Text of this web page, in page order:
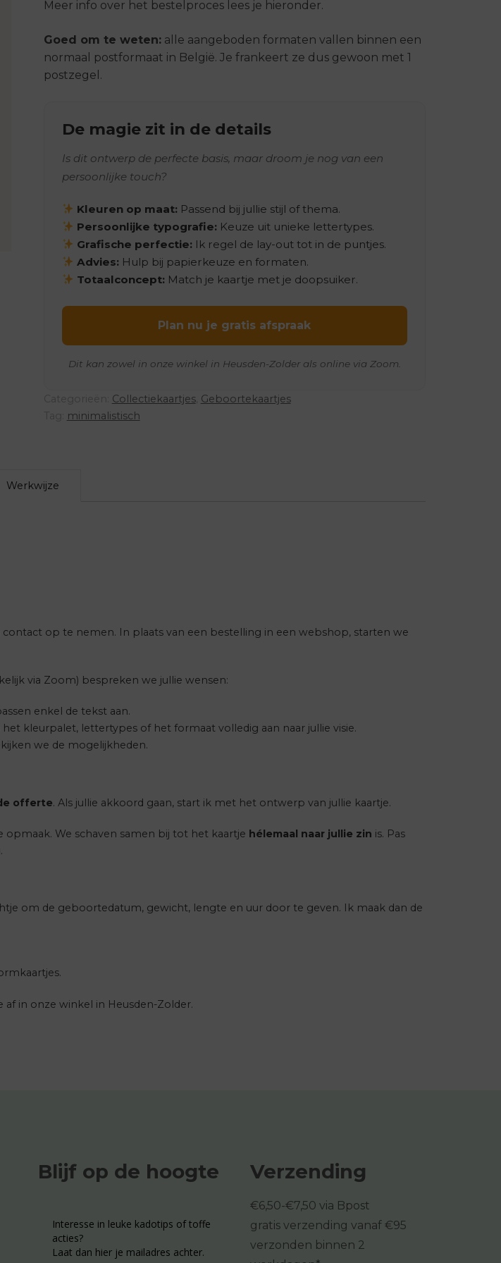
Meer info over het bestelproces lees je hieronder.
Goed om te weten:alle aangeboden formaten vallen binnen een
normaal postformaat in België. Je frankeert ze dus gewoon met 1
postzegel.
De magie zit in de details
Is dit ontwerp de perfecte basis, maar droom je nog van een
persoonlijke touch?
Kleuren op maat: Passend bij jullie stijl of thema.
Persoonlijke typografie: Keuze uit unieke lettertypes.
Grafische perfectie: Ik regel de lay-out tot in de puntjes.
Advies: Hulp bij papierkeuze en formaten.
Totaalconcept: Match je kaartje met je doopsuiker.
Plan nu je gratis afspraak
Dit kan zowel in onze winkel in Heusden-Zolder als online via Zoom.
Collectiekaartjes, Geboortekaartjes
minimalistisch
Werkwijze
op te nemen. In plaats van een bestelling in een webshop, starten we
via Zoom) bespreken we jullie wensen:
enkel de tekst aan.
kleurpalet, lettertypes of het formaat volledig aan naar jullie visie.
we de mogelijkheden.
offerte. Als jullie akkoord gaan, start ik met het ontwerp van jullie kaartje.
We schaven samen bij tot het kaartje hélemaal naar jullie zin is. Pas
om de geboortedatum, gewicht, lengte en uur door te geven. Ik maak dan de
in onze winkel in Heusden-Zolder.
Blijf op de hoogte
Interesse in leuke kadotips of toffe
acties?
Laat dan hier je mailadres achter.
Verzending
€6,50-€7,50 via Bpost
gratis verzending vanaf €95
verzonden binnen 2